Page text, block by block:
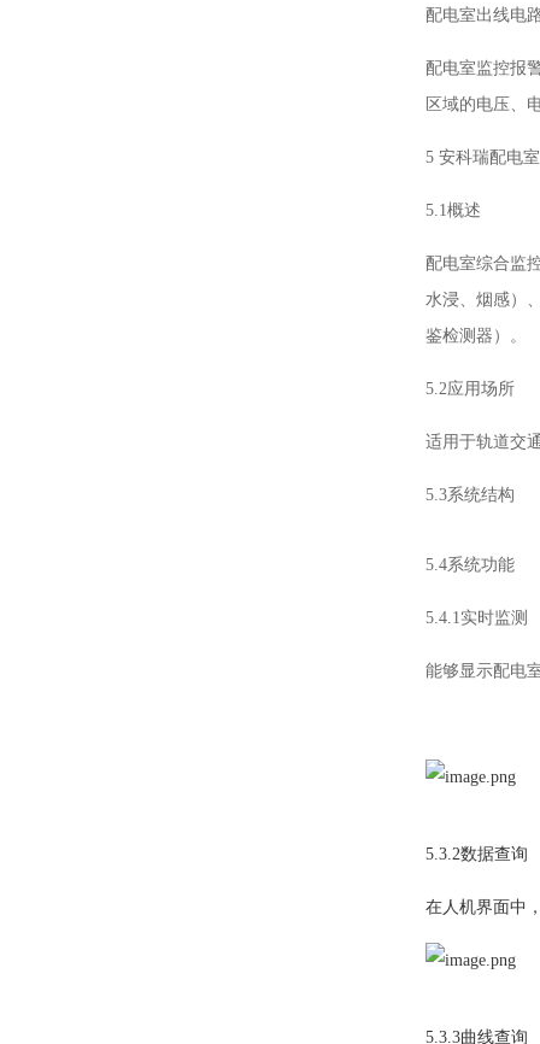
配电室出线电
配电室监控报
区域的电压、
5 安科瑞配电
5.1概述
配电室综合监
水浸、烟感）
鉴检测器）。
5.2应用场所
适用于轨道交
5.3系统结构
5.4系统功能
5.4.1实时监测
能够显示配电
5.3.2数据查询
在人机界面中
5.3.3曲线查询